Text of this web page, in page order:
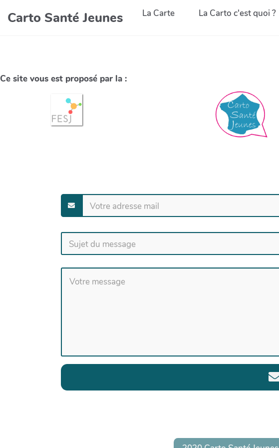
Carto Santé Jeunes La Carte La Carto c'est quoi ?
Ce site vous est proposé par la :